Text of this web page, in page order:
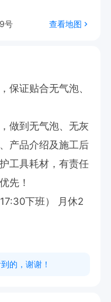
号
查看地图
保证贴合无气泡、
做到无气泡、无灰
产品介绍及施工后
工具耗材，有责任
先！
下班） 月休2
到的，谢谢！